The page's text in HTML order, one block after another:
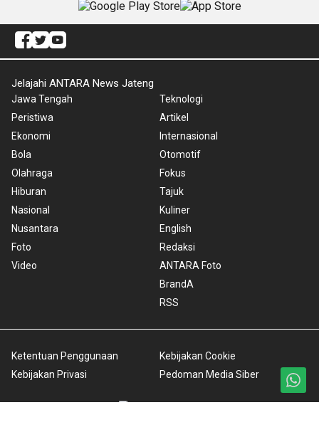
Jelajahi ANTARA News Jateng
Jawa Tengah
Peristiwa
Ekonomi
Bola
Olahraga
Hiburan
Nasional
Nusantara
Foto
Video
Teknologi
Artikel
Internasional
Otomotif
Fokus
Tajuk
Kuliner
English
Redaksi
ANTARA Foto
BrandA
RSS
Ketentuan Penggunaan
Kebijakan Privasi
Kebijakan Cookie
Pedoman Media Siber